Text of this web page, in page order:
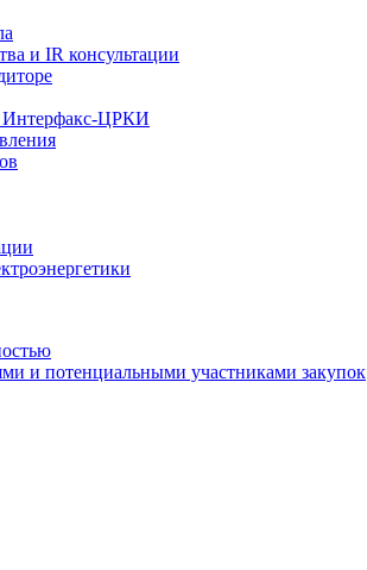
и IR консультации
Интерфакс-ЦРКИ
и потенциальными участниками закупок